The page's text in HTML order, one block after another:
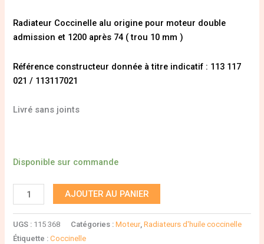
Radiateur Coccinelle alu origine pour moteur double
admission et 1200 après 74 ( trou 10 mm )
Référence constructeur donnée à titre indicatif : 113 117
021 / 113117021
Livré sans joints
Disponible sur commande
AJOUTER AU PANIER
UGS : 115 368 Catégories :Moteur,Radiateurs d'huile coccinelle
Étiquette :Coccinelle